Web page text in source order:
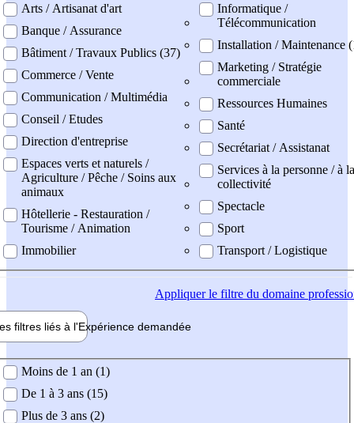
Arts / Artisanat d'art
Banque / Assurance
Bâtiment / Travaux Publics (37)
Commerce / Vente
Communication / Multimédia
Conseil / Etudes
Direction d'entreprise
Espaces verts et naturels /
Agriculture / Pêche / Soins aux
animaux
Hôtellerie - Restauration /
Tourisme / Animation
Immobilier
Informatique /
Télécommunication
Installation / Maintenance
Marketing / Stratégie
commerciale
Ressources Humaines
Santé
Secrétariat / Assistanat
Services à la personne / à la
collectivité
Spectacle
Sport
Transport / Logistique
Appliquerle filtre du domaine
filtres liés à l'Expérience demandée
demandée
Moins de 1 an (1)
De 1 à 3 ans (15)
Plus de 3 ans (2)